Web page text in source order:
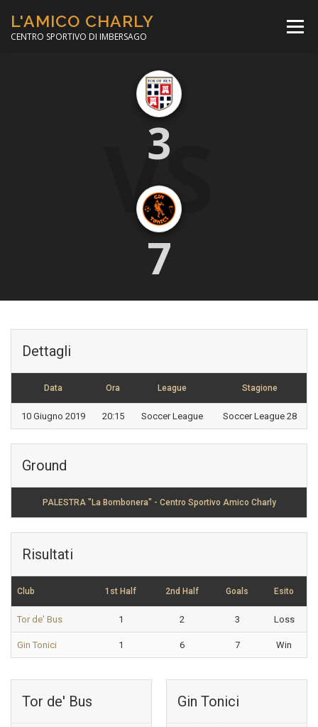
contenuto
L'AMICO CHARLY
CENTRO SPORTIVO DI IMBERSAGO
Menù
CORSO CALCIO A 5
MINIBASKET
VS
3
7
Dettagli
Data Ora League Stagione
10 Giugno 2019 20:15 Soccer League Soccer League 28
Ground
PALESTRA "La Bombonera" - Centro Sportivo Amico Charly
Risultati
Club 1st Half 2nd Half Goals Esito
Tor de' Bus 1 2 3 Loss
Gin Tonici 1 6 7 Win
Tor de' Bus Gin Tonici